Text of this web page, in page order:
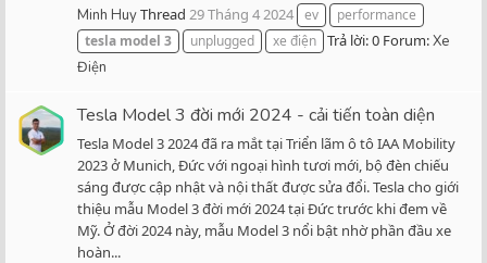
Minh HuyThread 29 Tháng 4 2024 ev
performance
tesla model 3 unplugged xe điện Trả lời: 0 Forum:Xe
Điện
Tesla Model 3 đời mới 2024 - cải tiến toàn diện
Tesla Model 3 2024 đã ra mắt tại Triển lãm ô tô IAA Mobility
2023 ở Munich, Đức với ngoại hình tươi mới, bộ đèn chiếu
sáng được cập nhật và nội thất được sửa đổi. Tesla cho giới
thiệu mẫu Model 3 đời mới 2024 tại Đức trước khi đem về
Mỹ. Ở đời 2024 này, mẫu Model 3 nổi bật nhờ phần đầu xe
hoàn...